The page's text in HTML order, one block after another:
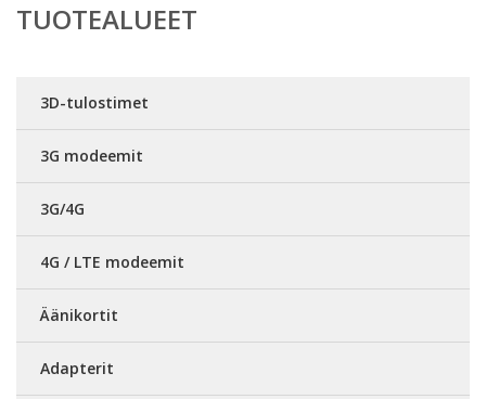
TUOTEALUEET
3D-tulostimet
3G modeemit
3G/4G
4G / LTE modeemit
Äänikortit
Adapterit